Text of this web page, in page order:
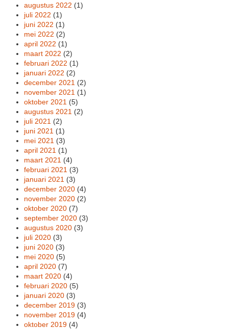
augustus 2022 (1)
juli 2022 (1)
juni 2022 (1)
mei 2022 (2)
april 2022 (1)
maart 2022 (2)
februari 2022 (1)
januari 2022 (2)
december 2021 (2)
november 2021 (1)
oktober 2021 (5)
augustus 2021 (2)
juli 2021 (2)
juni 2021 (1)
mei 2021 (3)
april 2021 (1)
maart 2021 (4)
februari 2021 (3)
januari 2021 (3)
december 2020 (4)
november 2020 (2)
oktober 2020 (7)
september 2020 (3)
augustus 2020 (3)
juli 2020 (3)
juni 2020 (3)
mei 2020 (5)
april 2020 (7)
maart 2020 (4)
februari 2020 (5)
januari 2020 (3)
december 2019 (3)
november 2019 (4)
oktober 2019 (4)